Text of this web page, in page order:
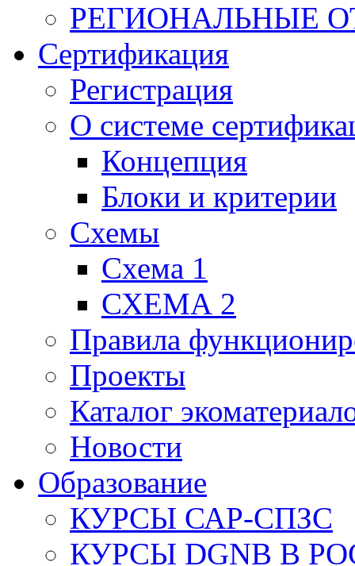
РЕГИОНАЛЬНЫЕ
Сертификация
Регистрация
О системе
Концепция
Блоки и критерии
Схемы
Схема 1
СХЕМА 2
Правила
Проекты
Каталог
Новости
Образование
КУРСЫ САР-СПЗС
КУРСЫ DGNB В